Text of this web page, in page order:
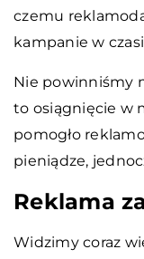
czemu
kampanie w
Nie powinniśmy
to osiągnięcie w
pomogło
pieniądze,
Reklama
Widzimy coraz